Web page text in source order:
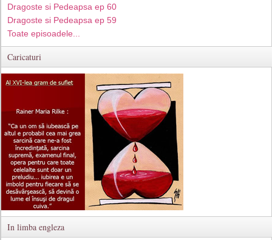
Dragoste si Pedeapsa ep 60
Dragoste si Pedeapsa ep 59
Toate episoadele...
Caricaturi
In limba engleza